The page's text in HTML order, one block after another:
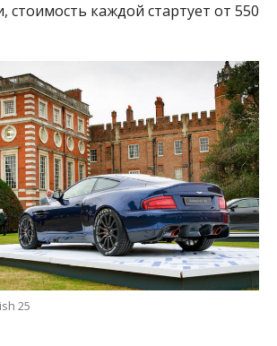
стоимость каждой стартует от 550
25